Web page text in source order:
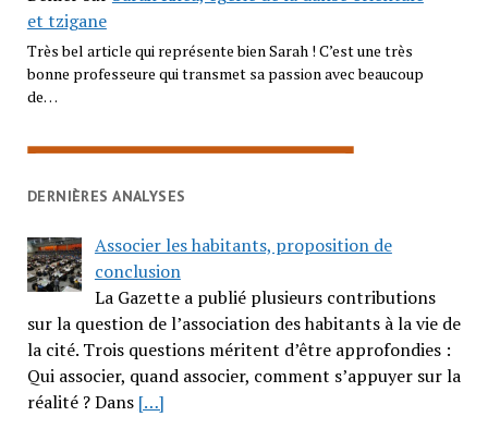
et tzigane
Très bel article qui représente bien Sarah ! C’est une très
bonne professeure qui transmet sa passion avec beaucoup
de…
DERNIÈRES ANALYSES
Associer les habitants, proposition de
conclusion
La Gazette a publié plusieurs contributions
sur la question de l’association des habitants à la vie de
la cité. Trois questions méritent d’être approfondies :
Qui associer, quand associer, comment s’appuyer sur la
réalité ? Dans […]